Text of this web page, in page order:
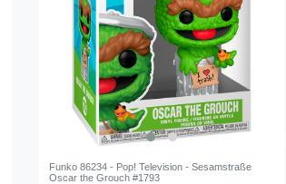
Funko 86234 - Pop! Television - Sesamstraße
Oscar the Grouch #1793